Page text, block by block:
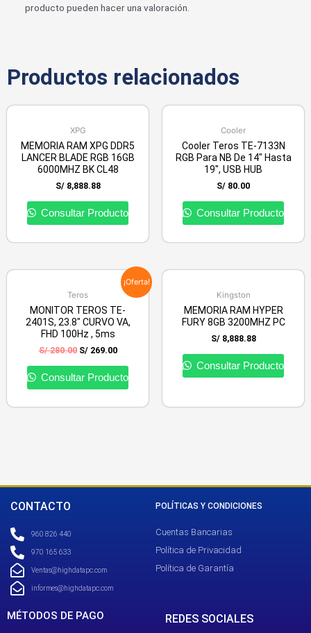
producto pueden hacer una valoración.
Productos relacionados
XPG
MEMORIA RAM XPG DDR5
LANCER BLADE RGB 16GB
6000MHZ BK CL48
S/8,888.88
Consultar Producto
Cooler
Cooler Teros TE-7133N
RGB Para NB De 14″ Hasta
19″, USB HUB
S/ 80.00
Consultar Producto
¡Oferta!
Teros
MONITOR TEROS TE-
2401S, 23.8″ CURVO VA,
FHD 100Hz , 5ms
S/280.00 S/269.00
Consultar Producto
Kingston
MEMORIA RAM HYPER
FURY 8GB 3200MHZ PC
S/8,888.88
Consultar Producto
CONTACTO
960 826 440
970 165 633
Ventas@highdatapc.com
informes@highdatapc.com
POLÍTICAS Y CONDICIONES
Cuentas Bancarias
Política de Privacidad
Política de Garantía
MÉTODOS DE PAGO REDES SOCIALES